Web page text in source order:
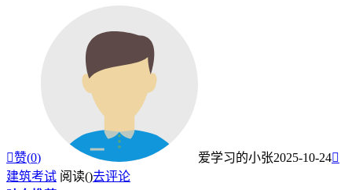
赞(0) 爱学习的小张2025-10-24
建筑考试 阅读()去评论